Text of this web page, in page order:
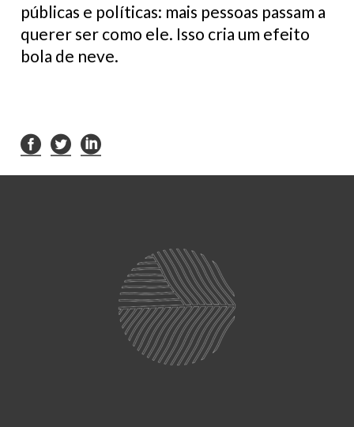
públicas e políticas: mais pessoas passam a
querer ser como ele. Isso cria um efeito
bola de neve.